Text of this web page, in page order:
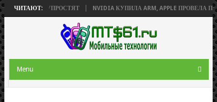
ЧИТАЮТ:УПРОСТЯТ NVIDIA КУПИЛА ARM, APPLE ПРОВЕЛА
Menu